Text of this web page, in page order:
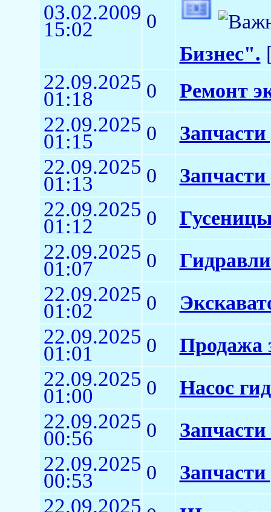
03.02.2009
15:02
0
Бизнес".
22.09.2025
01:18 0 Ремонт
22.09.2025
01:15 0
22.09.2025
01:13 0
22.09.2025
01:12 0
22.09.2025
01:07 0
22.09.2025
01:02 0
22.09.2025
01:01 0 Продажа
22.09.2025
01:00 0 Насос
22.09.2025
00:56 0 Запчасти
22.09.2025
00:53 0 Запчасти
22.09.2025